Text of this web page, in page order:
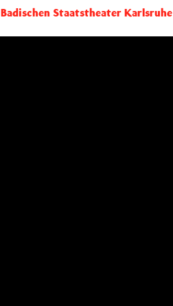
Badischen Staatstheater Karlsruhe